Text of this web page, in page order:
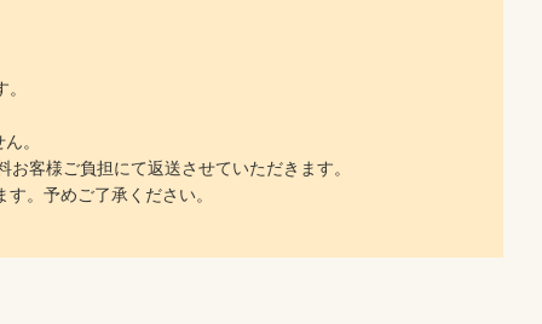
。
客様ご負担にて返送させていただきます。
。予めご了承ください。